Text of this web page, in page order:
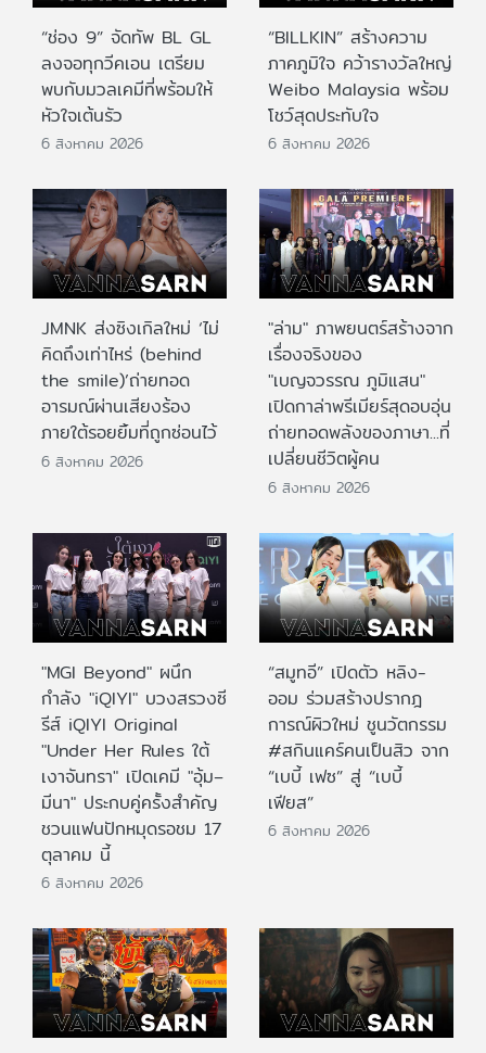
“ช่อง 9” จัดทัพ BL GL
ลงจอทุกวีคเอน เตรียม
พบกับมวลเคมีที่พร้อมให้
หัวใจเต้นรัว
6 สิงหาคม 2026
“BILLKIN” สร้างความ
ภาคภูมิใจ คว้ารางวัลใหญ่
Weibo Malaysia พร้อม
โชว์สุดประทับใจ
6 สิงหาคม 2026
JMNK ส่งซิงเกิลใหม่ ‘ไม่
คิดถึงเท่าไหร่ (behind
the smile)’ถ่ายทอด
อารมณ์ผ่านเสียงร้อง
ภายใต้รอยยิ้มที่ถูกซ่อนไว้
6 สิงหาคม 2026
"ล่าม" ภาพยนตร์สร้างจาก
เรื่องจริงของ
"เบญจวรรณ ภูมิแสน"
เปิดกาล่าพรีเมียร์สุดอบอุ่น
ถ่ายทอดพลังของภาษา...ที่
เปลี่ยนชีวิตผู้คน
6 สิงหาคม 2026
"MGI Beyond" ผนึก
กำลัง "iQIYI" บวงสรวงซี
รีส์ iQIYI Original
"Under Her Rules ใต้
เงาจันทรา" เปิดเคมี "อุ้ม–
มีนา" ประกบคู่ครั้งสำคัญ
ชวนแฟนปักหมุดรอชม 17
ตุลาคม นี้
6 สิงหาคม 2026
“สมูทอี” เปิดตัว หลิง-
ออม ร่วมสร้างปรากฎ
การณ์ผิวใหม่ ชูนวัตกรรม
#สกินแคร์คนเป็นสิว จาก
“เบบี้ เฟซ” สู่ “เบบี้
เฟียส”
6 สิงหาคม 2026